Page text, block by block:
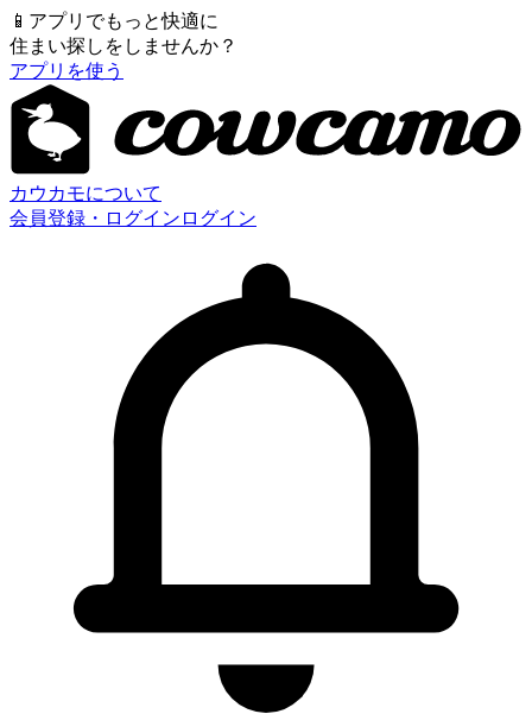
📱 アプリでもっと快適に
住まい探しをしませんか？
アプリを使う
カウカモについて
会員登録・ログイン ログイン